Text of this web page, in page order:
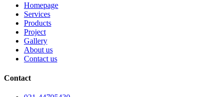
Homepage
Services
Products
Project
Gallery
About us
Contact us
Contact